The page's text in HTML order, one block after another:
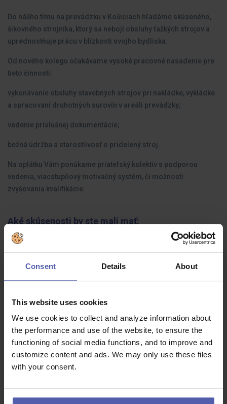
Consent Details About
This website uses cookies
We use cookies to collect and analyze information about
the performance and use of the website, to ensure the
functioning of social media functions, and to improve and
customize content and ads. We may only use these files
with your consent.
Do nášho tímu na prevádzku v Košiciach hľadáme skúseného,
šikovného strojníka, ktorý sa nebojí obsluhy ťažkých strojov a
uprednostňuje prácu v blízkosti svojho bydliska.
Od nového kolegu očakávame vysoké pracovné nasadenie pre
tieto činnosti:
vykonávanie obsluhy stavebných strojov pri nakládke, vykládke
a spracovaní druhotných surovín v areáli prevádzky;
vedenie príslušnej dokumentácie;
bežná údržba a starostlivosť o pridelený stroj.
Na oplátku Vám ponúkame priateľský kolektív s podporou
vedenia, viacstupňový motivačný systém, či možnosti
zvyšovania kvalifikácie.
Aké skúsenosti by ste mali mať:
Platný strojnícky preukaz (práca s hydraulickým ramenovým
Nemáte platné potrebné doklady, prípadne Vám zatiaľ chýbajú
skúsenosti v rozsahu, ktorý požadujeme, ale ste človekom,
ktorý sa nebojí práce a má chuť sa zlepšovať?
Ponúkame Vám príležitosť tieto zručnosti dosiahnuť
zvyšovaním odbornej kvalifikácie a získaním preukazov na
vodičského oprávnenia.